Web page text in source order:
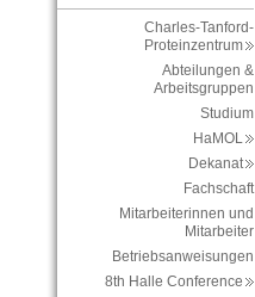
Charles-Tanford-
Proteinzentrum
Abteilungen &
Arbeitsgruppen
Studium
HaMOL
Dekanat
Fachschaft
Mitarbeiterinnen und
Mitarbeiter
Betriebsanweisungen
8th Halle Conference